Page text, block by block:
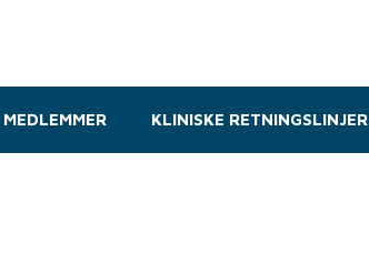
KLINISKE RETNINGSLINJER